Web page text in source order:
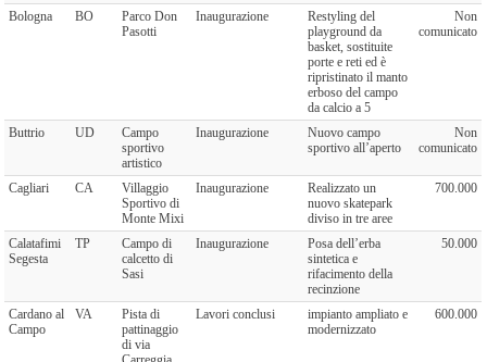
Bologna BO
Parco Don
Pasotti
Inaugurazione
Restyling del
playground da
basket, sostituite
porte e reti ed è
ripristinato il manto
erboso del campo
da calcio a 5
Non
comunicato
Buttrio UD
Campo
sportivo
artistico
Inaugurazione
Nuovo campo
sportivo all’aperto
Non
comunicato
Cagliari CA
Villaggio
Sportivo di
Monte Mixi
Inaugurazione
Realizzato un
nuovo skatepark
diviso in tre aree
700.000
Calatafimi
Segesta
TP
Campo di
calcetto di
Sasi
Inaugurazione
Posa dell’erba
sintetica e
rifacimento della
recinzione
50.000
Cardano al
Campo
VA
Pista di
pattinaggio
di via
Lavori conclusi
impianto ampliato e
modernizzato
600.000